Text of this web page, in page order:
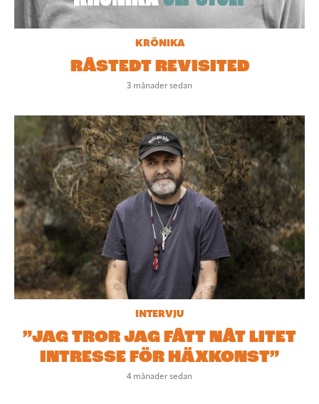
KRÖNIKA
RÅSTEDT REVISITED
3 månader sedan
INTERVJU
”JAG TROR JAG FÅTT NÅT LITET
INTRESSE FÖR HÄXKONST”
4 månader sedan